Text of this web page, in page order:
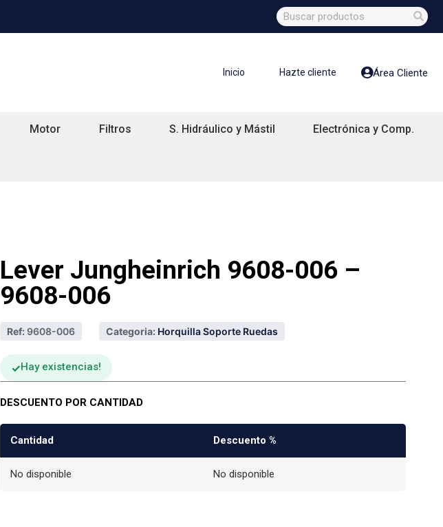
Inicio Hazte cliente Área Cliente
Motor Filtros S. Hidráulico y Mástil Electrónica y Comp.
Lever Jungheinrich 9608-006 –
9608-006
Ref: 9608-006 Categoria: Horquilla Soporte Ruedas
Hay existencias
DESCUENTO POR CANTIDAD
Cantidad Descuento %
No disponible No disponible